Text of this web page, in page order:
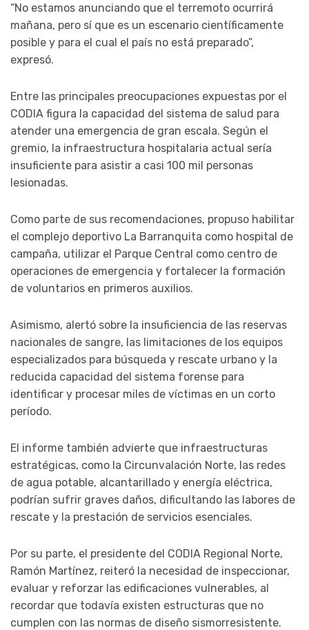
“No estamos anunciando que el terremoto ocurrirá
mañana, pero sí que es un escenario científicamente
posible y para el cual el país no está preparado”,
expresó.
Entre las principales preocupaciones expuestas por el
CODIA figura la capacidad del sistema de salud para
atender una emergencia de gran escala. Según el
gremio, la infraestructura hospitalaria actual sería
insuficiente para asistir a casi 100 mil personas
lesionadas.
Como parte de sus recomendaciones, propuso habilitar
el complejo deportivo La Barranquita como hospital de
campaña, utilizar el Parque Central como centro de
operaciones de emergencia y fortalecer la formación
de voluntarios en primeros auxilios.
Asimismo, alertó sobre la insuficiencia de las reservas
nacionales de sangre, las limitaciones de los equipos
especializados para búsqueda y rescate urbano y la
reducida capacidad del sistema forense para
identificar y procesar miles de víctimas en un corto
período.
El informe también advierte que infraestructuras
estratégicas, como la Circunvalación Norte, las redes
de agua potable, alcantarillado y energía eléctrica,
podrían sufrir graves daños, dificultando las labores de
rescate y la prestación de servicios esenciales.
Por su parte, el presidente del CODIA Regional Norte,
Ramón Martínez, reiteró la necesidad de inspeccionar,
evaluar y reforzar las edificaciones vulnerables, al
recordar que todavía existen estructuras que no
cumplen con las normas de diseño sismorresistente.